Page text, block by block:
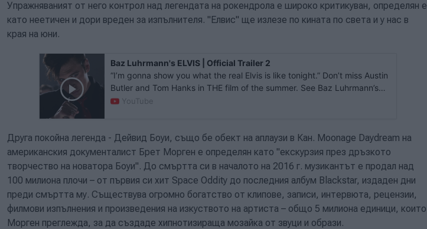
Упражняваният от него контрол над легендата на рокендрола е широко критикуван, определян e
като неетичен и дори вреден за изпълнителя. "Елвис" ще излезе по кината по света и у нас в
края на юни.
Baz Luhrmann's ELVIS | Official Trailer 2
“I’m gonna show you what the real Elvis is like tonight.” Don’t miss Austin
Butler and Tom Hanks in THE film of the summer. See Baz Luhrmann’s
#ElvisMovie on...
YouTube
Друга покойна легенда - Дейвид Боуи, също бе обект на аплаузи в Кан. Moonage Daydream на
американския документалист Брет Морген е определян като "екскурзия през дръзкото
творчество на новатора Боуи". До смъртта си в началото на 2016 г. музикантът е продал над
100 милиона плочи – от първия си хит Space Oddity до последния албум Blackstar, издаден дни
преди смъртта му. Съществува огромно богатство от клипове, записи, интервюта, рецензии,
филмови изпълнения и произведения на изкуството на артиста – общо 5 милиона единици, които
Морген преглежда, за да създаде хипнотизираща мозайка от звуци и образи.